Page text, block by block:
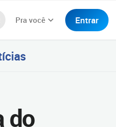
Pra você Entrar
do